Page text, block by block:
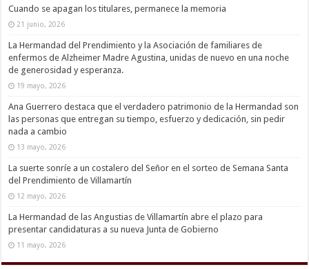
Cuando se apagan los titulares, permanece la memoria
21 junio, 2026
La Hermandad del Prendimiento y la Asociación de familiares de
enfermos de Alzheimer Madre Agustina, unidas de nuevo en una noche
de generosidad y esperanza.
19 mayo, 2026
Ana Guerrero destaca que el verdadero patrimonio de la Hermandad son
las personas que entregan su tiempo, esfuerzo y dedicación, sin pedir
nada a cambio
13 mayo, 2026
La suerte sonríe a un costalero del Señor en el sorteo de Semana Santa
del Prendimiento de Villamartín
12 mayo, 2026
La Hermandad de las Angustias de Villamartín abre el plazo para
presentar candidaturas a su nueva Junta de Gobierno
11 mayo, 2026